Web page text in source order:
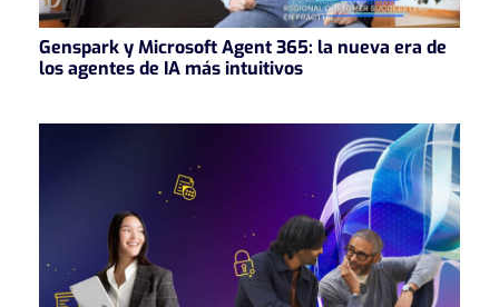
Genspark y Microsoft Agent 365: la nueva era de
los agentes de IA más intuitivos